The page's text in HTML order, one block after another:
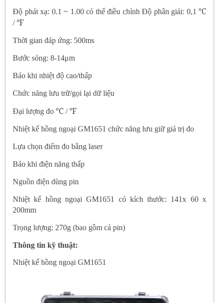
Độ phát xạ: 0.1 ~ 1.00 có thể điều chỉnh Độ phân giải: 0,1 ℃
/℉
Thời gian đáp ứng: 500ms
Bước sóng: 8-14μm
Báo khi nhiệt độ cao/thấp
Chức năng lưu trữ/gọi lại dữ liệu
Đại lượng đo ℃ /℉
Nhiệt kế hồng ngoại GM1651 chức năng lưu giữ giá trị đo
Lựa chọn điểm đo bằng laser
Báo khi điện năng thấp
Nguồn điện dùng pin
Nhiệt kế hồng ngoại GM1651
có kích thước: 141x 60 x
200mm
Trọng lượng: 270g (bao gồm cả pin)
Thông tin kỹ thuật:
Nhiệt kế hồng ngoại GM1651